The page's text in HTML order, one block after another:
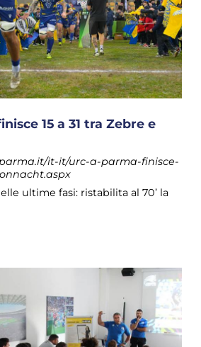
15 a 31 tra Zebre e
it-it/urc-a-parma-finisce-
ultime fasi: ristabilita al 70’ la